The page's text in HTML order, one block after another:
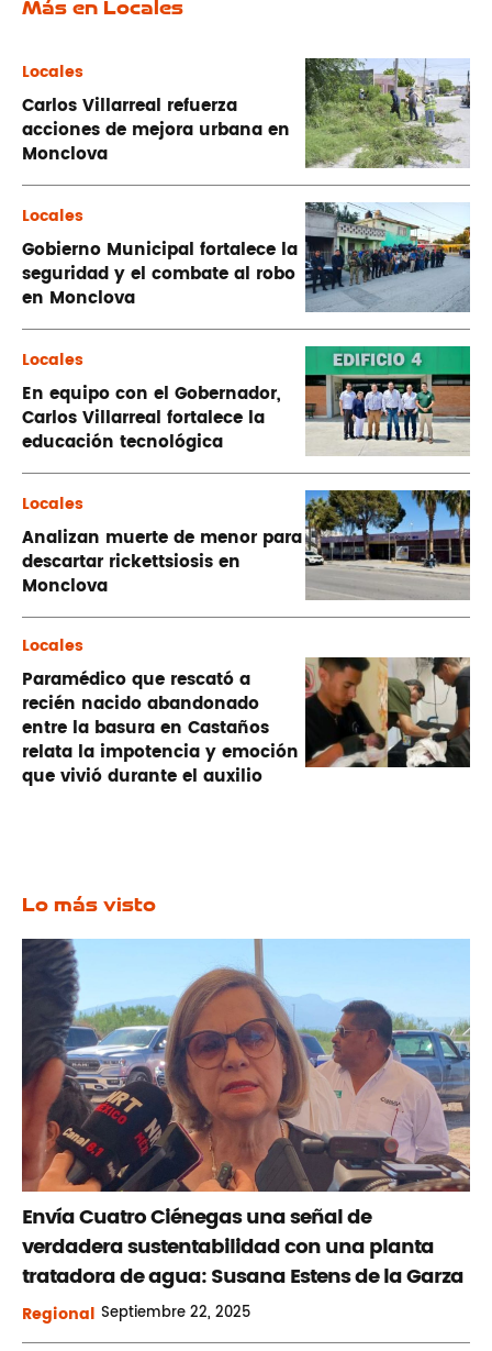
Más en Locales
Locales
Carlos Villarreal refuerza
acciones de mejora urbana en
Monclova
Locales
Gobierno Municipal fortalece la
seguridad y el combate al robo
en Monclova
Locales
En equipo con el Gobernador,
Carlos Villarreal fortalece la
educación tecnológica
Locales
Analizan muerte de menor para
descartar rickettsiosis en
Monclova
Locales
Paramédico que rescató a
recién nacido abandonado
entre la basura en Castaños
relata la impotencia y emoción
que vivió durante el auxilio
Lo más visto
Envía Cuatro Ciénegas una señal de
verdadera sustentabilidad con una planta
tratadora de agua: Susana Estens de la Garza
Regional Septiembre22, 2025